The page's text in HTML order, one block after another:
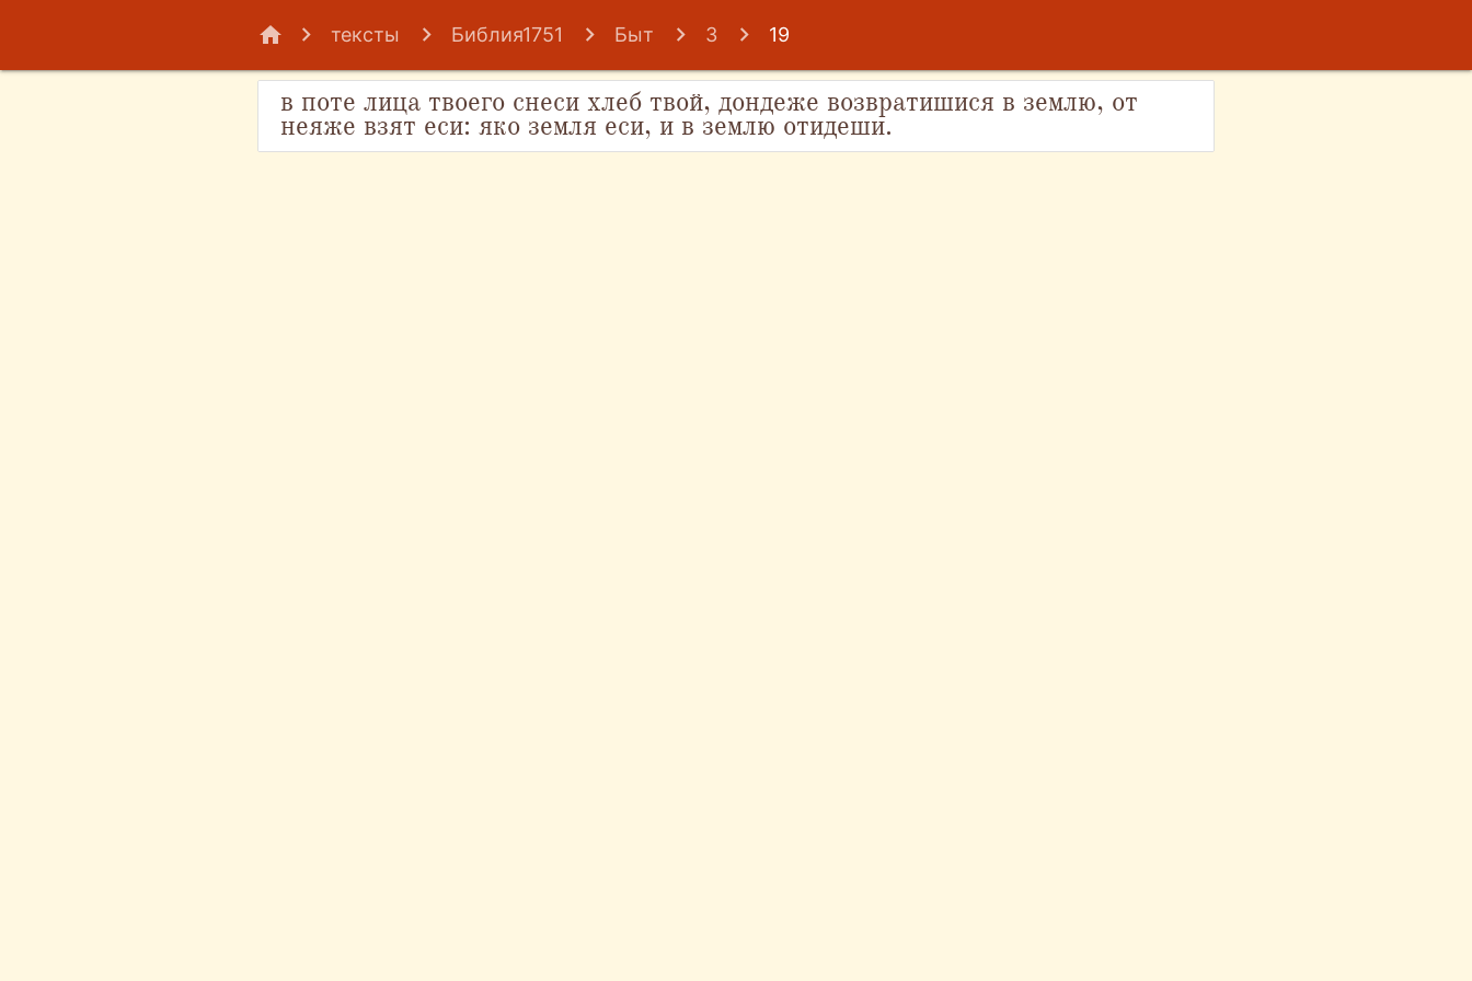
home тексты Библия1751 Быт 3 19
в поте лица твоего снеси хлеб твой, дондеже возвратишися в землю, от
неяже взят еси: яко земля еси, и в землю отидеши.